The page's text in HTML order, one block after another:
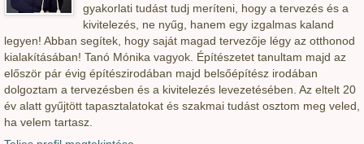
gyakorlati tudást tudj meríteni, hogy a tervezés és a
kivitelezés, ne nyűg, hanem egy izgalmas kaland
legyen! Abban segítek, hogy saját magad tervezője légy az otthonod
kialakításában! Tanó Mónika vagyok. Építészetet tanultam majd az
először pár évig építészirodában majd belsőépítész irodában
dolgoztam a tervezésben és a kivitelezés levezetésében. Az eltelt 20
év alatt gyűjtött tapasztalatokat és szakmai tudást osztom meg veled,
ha velem tartasz.